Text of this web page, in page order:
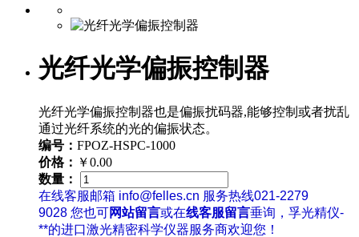
光纤光学偏振控制器
光纤光学偏振控制器也是偏振扰码器,能够控制或者扰乱
通过光纤系统的光的偏振状态。
编号： FPOZ-HSPC-1000
价格： ￥0.00
数量：
在线客服邮箱 info@felles.cn 服务热线021-2279
9028 您也可网站留言或在线客服留言垂询，孚光精仪-
**的进口激光精密科学仪器服务商欢迎您！